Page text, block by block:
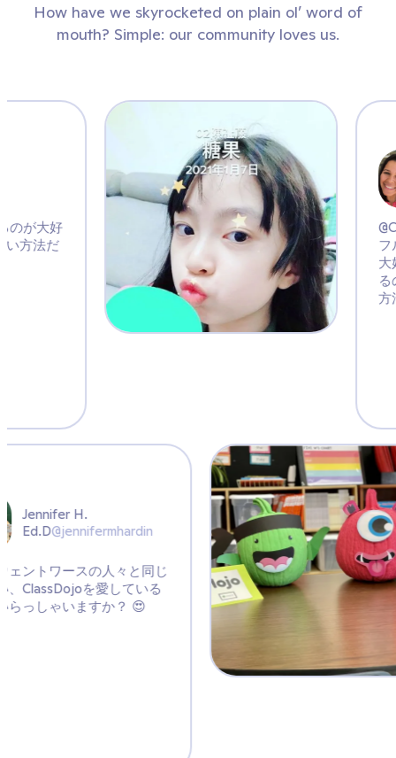
How have we skyrocketed on plain ol’ word of
mouth? Simple: our community loves us.
練習するのが大好
素晴らしい方法だ
々と同じ
している
？ 😍